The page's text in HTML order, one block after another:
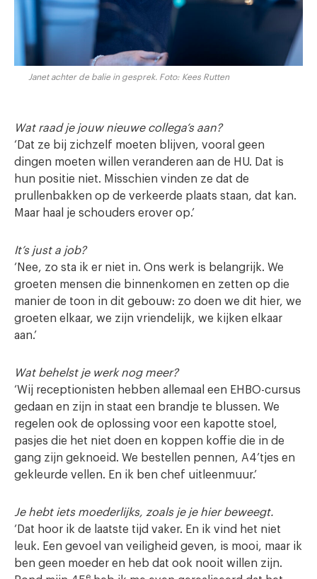
Janet achter de balie in gesprek. Foto: Kees Rutten
Wat raad je jouw nieuwe collega’s aan?
‘Dat ze bij zichzelf moeten blijven, vooral geen
dingen moeten willen veranderen aan de HU. Dat is
hun positie niet. Misschien vinden ze dat de
prullenbakken op de verkeerde plaats staan, dat kan.
Maar haal je schouders erover op.’
It’s just a job?
‘Nee, zo sta ik er niet in. Ons werk is belangrijk. We
groeten mensen die binnenkomen en zetten op die
manier de toon in dit gebouw: zo doen we dit hier, we
groeten elkaar, we zijn vriendelijk, we kijken elkaar
aan.’
Wat behelst je werk nog meer?
‘Wij receptionisten hebben allemaal een EHBO-cursus
gedaan en zijn in staat een brandje te blussen. We
regelen ook de oplossing voor een kapotte stoel,
pasjes die het niet doen en koppen koffie die in de
gang zijn geknoeid. We bestellen pennen, A4’tjes en
gekleurde vellen. En ik ben chef uitleenmuur.’
Je hebt iets moederlijks, zoals je je hier beweegt.
‘Dat hoor ik de laatste tijd vaker. En ik vind het niet
leuk. Een gevoel van veiligheid geven, is mooi, maar ik
ben geen moeder en heb dat ook nooit willen zijn.
e